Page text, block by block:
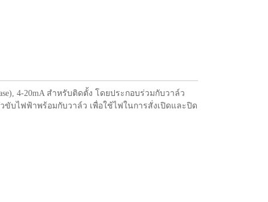
4-20mA สำหรับติดตั้ง โดยประกอบร่วมกับวาล์ว
ขับไฟฟ้าพร้อมกับวาล์ว เพื่อใช้ไฟในการสั่งเปิดและปิด